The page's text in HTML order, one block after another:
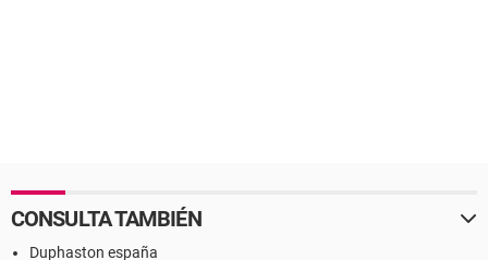
CONSULTA TAMBIÉN
Duphaston españa